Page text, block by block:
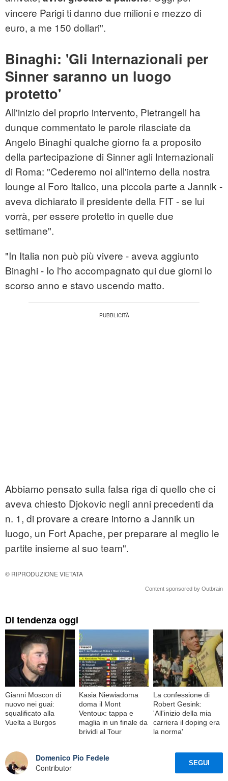
vincere Parigi ti danno due milioni e mezzo di
euro, a me 150 dollari".
Binaghi: 'Gli Internazionali per
Sinner saranno un luogo
protetto'
All'inizio del proprio intervento, Pietrangeli ha
dunque commentato le parole rilasciate da
Angelo Binaghi qualche giorno fa a proposito
della partecipazione di Sinner agli Internazionali
di Roma: "Cederemo noi all'interno della nostra
lounge al Foro Italico, una piccola parte a Jannik -
aveva dichiarato il presidente della FIT - se lui
vorrà, per essere protetto in quelle due
settimane".
"In Italia non può più vivere - aveva aggiunto
Binaghi - Io l'ho accompagnato qui due giorni lo
scorso anno e stavo uscendo matto.
Abbiamo pensato sulla falsa riga di quello che ci
aveva chiesto Djokovic negli anni precedenti da
n. 1, di provare a creare intorno a Jannik un
luogo, un Fort Apache, per preparare al meglio le
partite insieme al suo team".
© RIPRODUZIONE VIETATA
Content sponsored by Outbrain
Di tendenza oggi
Gianni Moscon di
nuovo nei guai:
squalificato alla
Vuelta a Burgos
Kasia Niewiadoma
doma il Mont
Ventoux: tappa e
maglia in un finale da
brividi al Tour
La confessione di
Robert Gesink:
'All'inizio della mia
carriera il doping era
la norma'
Domenico Pio Fedele
Contributor
SEGUI